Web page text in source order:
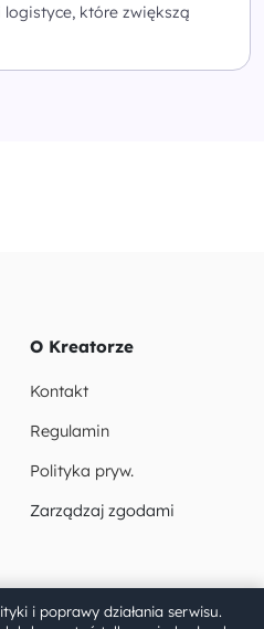
które zwiększą
O Kreatorze
Kontakt
Regulamin
Polityka pryw.
Zarządzaj zgodami
Wszelkie prawa zastrzeżone.
i poprawy działania serwisu.